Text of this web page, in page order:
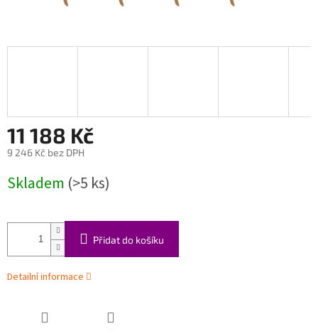
11 188 Kč
9 246 Kč bez DPH
cena:
Skladem (>5 ks)
Přidat do košíku
Detailní informace